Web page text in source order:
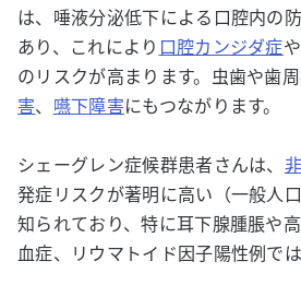
は、唾液分泌低下による口腔内の
あり、これにより 口腔カンジダ症
のリスクが高まります。虫歯や歯周
害、 嚥下障害にもつながります。
シェーグレン症候群患者さんは、
発症リスクが著明に高い（一般人
知られており、特に耳下腺腫脹や
血症、リウマトイド因子陽性例では